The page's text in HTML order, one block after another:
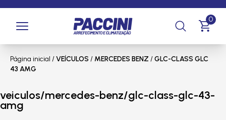
0
Página inicial /VEÍCULOS / MERCEDES BENZ /GLC-CLASS GLC
43 AMG
veiculos/mercedes-benz/glc-class-glc-43-
amg